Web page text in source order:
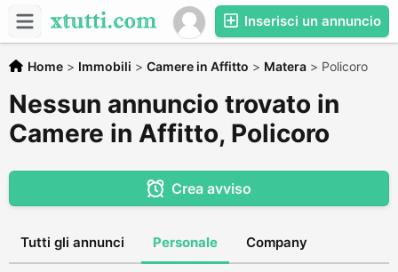
Inserisci un annuncio
Home > Immobili > Camere in Affitto > Matera > Policoro
Nessun annuncio trovato in
Camere in Affitto, Policoro
Crea avviso
Tutti gli annunci Personale Company